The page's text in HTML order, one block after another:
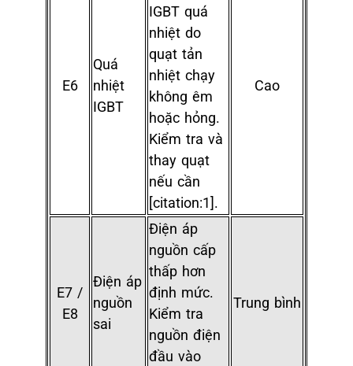
E6
Quá
nhiệt
IGBT
IGBT quá
nhiệt do
quạt tản
nhiệt chạy
không êm
hoặc hỏng.
Kiểm tra và
thay quạt
nếu cần
[citation:1].
Cao
E7 /
E8
Điện áp
nguồn
sai
Điện áp
nguồn cấp
thấp hơn
định mức.
Kiểm tra
nguồn điện
đầu vào
Trung bình